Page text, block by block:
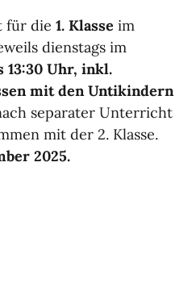
für die 1. Klasse im
dienstags im
13:30 Uhr, inkl.
mit den Untikindern
separater Unterricht
mit der 2. Klasse.
2025.